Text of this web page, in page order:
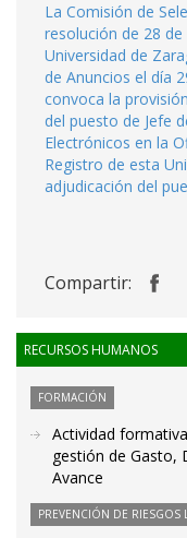
La Comisión de
resolución de 28
Universidad de
de Anuncios el día
convoca la
del puesto de Jefe
Electrónicos en la
Registro de esta
adjudicación del
Compartir:
RECURSOS HUMANOS
FORMACIÓN
Actividad
gestión de Gasto,
Avance
PREVENCIÓN DE RIESGOS